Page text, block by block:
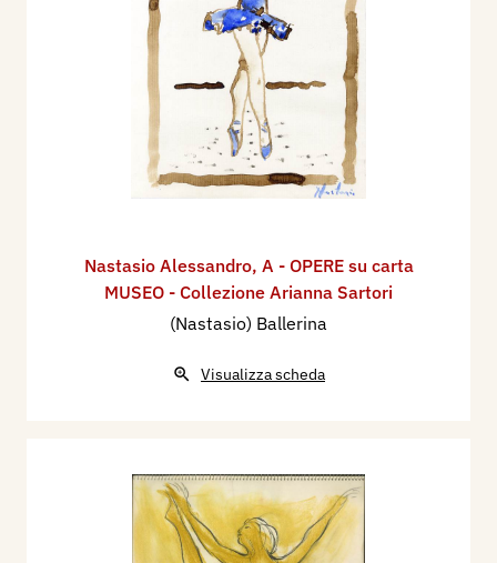
Nastasio Alessandro, A - OPERE su carta
MUSEO - Collezione Arianna Sartori
(Nastasio) Ballerina
Visualizza scheda